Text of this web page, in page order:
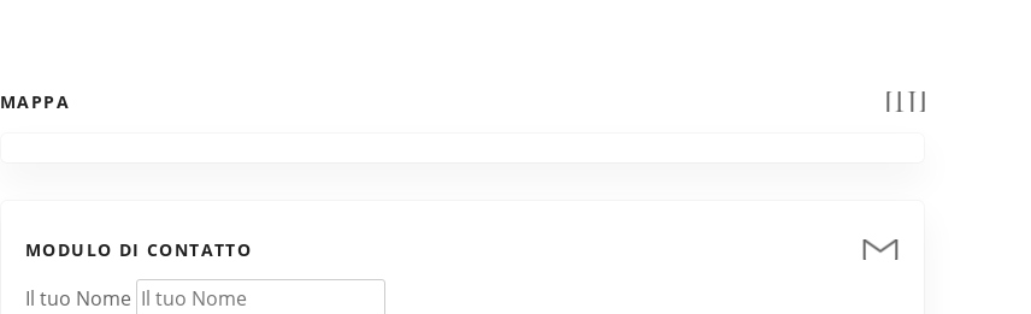
MAPPA
MODULO DI CONTATTO
Il tuo Nome